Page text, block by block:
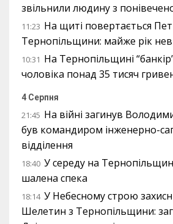
звільнили людину з
11:23 На щиті повертається
Тернопільщини: майже рік
10:31 На Тернопільщині
чоловіка понад 35 тисяч
4 Серпня
21:45 На війні загинув
був командиром інженерно-
відділення
18:40 У середу на
шалена спека
18:14 У Небесному строю
Шелетин з Тернопільщини: